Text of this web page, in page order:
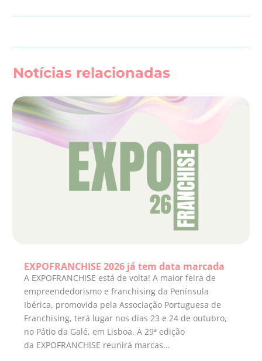
Notícias relacionadas
EXPOFRANCHISE 2026 já tem data marcada
A EXPOFRANCHISE está de volta! A maior feira de
empreendedorismo e franchising da Península
Ibérica, promovida pela Associação Portuguesa de
Franchising, terá lugar nos dias 23 e 24 de outubro,
no Pátio da Galé, em Lisboa. A 29ª edição
da EXPOFRANCHISE reunirá marcas...